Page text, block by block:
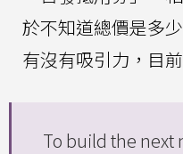
於不知道總價是多
有沒有吸引力，目
To build the next